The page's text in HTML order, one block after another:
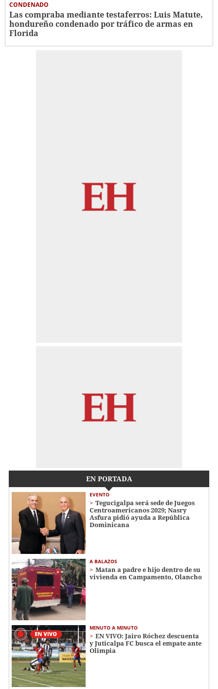
CONDENADO
Las compraba mediante testaferros: Luis Matute,
hondureño condenado por tráfico de armas en
Florida
EN PORTADA
EVENTO
Tegucigalpa será sede de Juegos
Centroamericanos 2029; Nasry
Asfura pidió ayuda a República
Dominicana
A BALAZOS
Matan a padre e hijo dentro de su
vivienda en Campamento, Olancho
MINUTO A MINUTO
EN VIVO: Jairo Róchez descuenta
y Juticalpa FC busca el empate ante
Olimpia